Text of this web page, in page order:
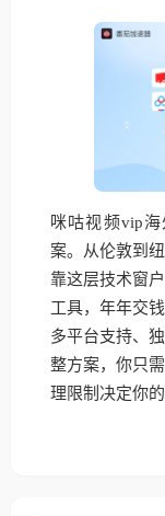
咪咕视频vip
案。从伦敦到
靠这层技术窗
工具，年年交
多平台支持、
整方案，你只
理限制决定你